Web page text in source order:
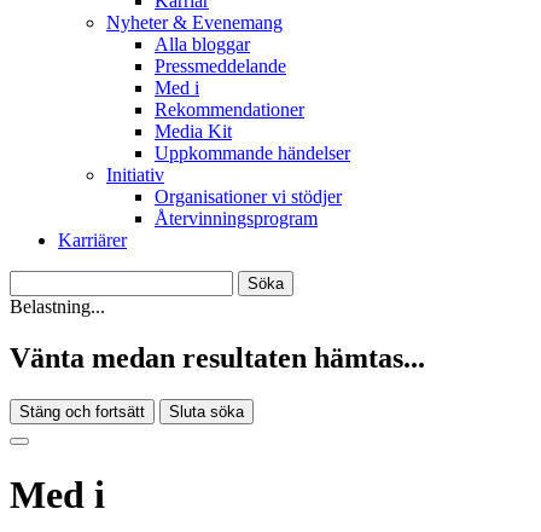
Nyheter & Evenemang
Alla bloggar
Pressmeddelande
Med i
Rekommendationer
Media Kit
Uppkommande händelser
Initiativ
Organisationer vi stödjer
Återvinningsprogram
Karriärer
Belastning...
Vänta medan resultaten hämtas...
Stäng och fortsätt Sluta söka
Med i